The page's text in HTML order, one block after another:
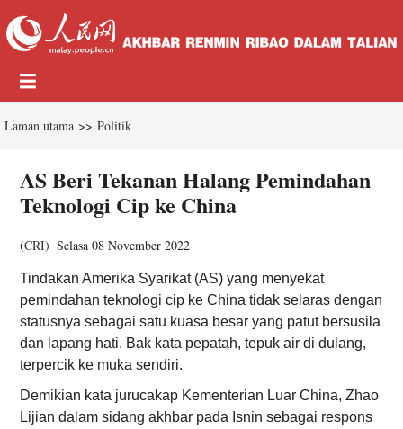
Laman utama >> Politik
AS Beri Tekanan Halang Pemindahan
Teknologi Cip ke China
(CRI) Selasa 08 November 2022
Tindakan Amerika Syarikat (AS) yang menyekat
pemindahan teknologi cip ke China tidak selaras dengan
statusnya sebagai satu kuasa besar yang patut bersusila
dan lapang hati. Bak kata pepatah, tepuk air di dulang,
terpercik ke muka sendiri.
Demikian kata jurucakap Kementerian Luar China, Zhao
Lijian dalam sidang akhbar pada Isnin sebagai respons